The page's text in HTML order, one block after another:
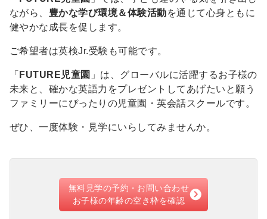
ながら、 豊かな学び環境＆体験活動を通じて心身ともに
健やかな成長を促します。
ご希望者は英検Jr.受験も可能です。
「 FUTURE児童園 」は、グローバルに活躍するお子様の
未来と、確かな英語力をプレゼントしてあげたいと願う
ファミリーにぴったりの児童園・英会話スクールです。
ぜひ、一度体験・見学にいらしてみませんか。
無料見学の予約・お問い合わせ
お子様の年齢の空き枠を確認